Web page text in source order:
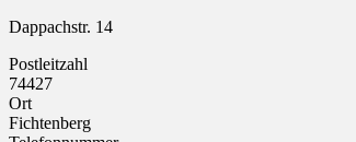
Dappachstr. 14
Postleitzahl
74427
Ort
Fichtenberg